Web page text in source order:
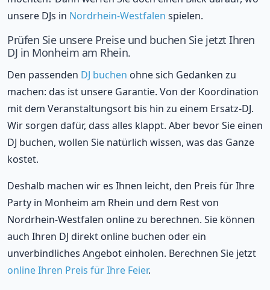
unsere DJs in Nordrhein-Westfalen spielen.
Prüfen Sie unsere Preise und buchen Sie jetzt Ihren
DJ in Monheim am Rhein.
Den passenden DJ buchen ohne sich Gedanken zu
machen: das ist unsere Garantie. Von der Koordination
mit dem Veranstaltungsort bis hin zu einem Ersatz-DJ.
Wir sorgen dafür, dass alles klappt. Aber bevor Sie einen
DJ buchen, wollen Sie natürlich wissen, was das Ganze
kostet.
Deshalb machen wir es Ihnen leicht, den Preis für Ihre
Party in Monheim am Rhein und dem Rest von
Nordrhein-Westfalen online zu berechnen. Sie können
auch Ihren DJ direkt online buchen oder ein
unverbindliches Angebot einholen. Berechnen Sie jetzt
online Ihren Preis für Ihre Feier.